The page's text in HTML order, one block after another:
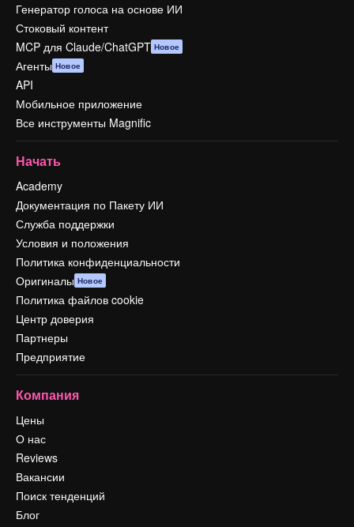
Генератор голоса на основе ИИ
Стоковый контент
MCP для Claude/ChatGPT Новое
Агенты Новое
API
Мобильное приложение
Все инструменты Magnific
Начать
Academy
Документация по Пакету ИИ
Служба поддержки
Условия и положения
Политика конфиденциальности
Оригиналы Новое
Политика файлов cookie
Центр доверия
Партнеры
Предприятие
Компания
Цены
О нас
Reviews
Вакансии
Поиск тенденций
Блог